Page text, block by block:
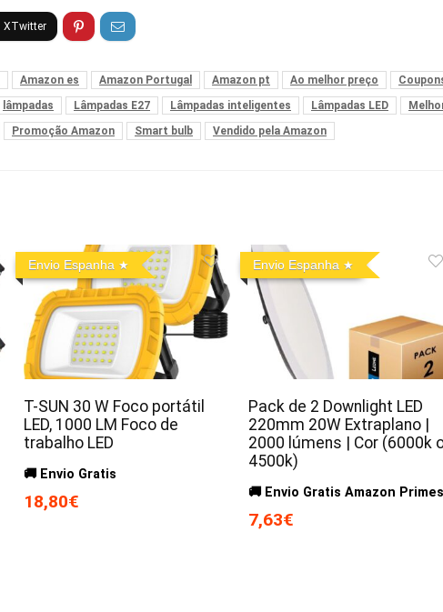
Amazon es Amazon Portugal Amazon pt Ao melhor preço
lâmpadas Lâmpadas E27 Lâmpadas inteligentes Lâmpadas LED
Promoção Amazon Smart bulb Vendido pela Amazon
Envio Espanha
T-SUN 30 W Foco portátil
LED, 1000 LM Foco de
trabalho LED
🚚 Envio Gratis
18,80€
Envio Espanha
Pack de 2 Downlight LED
220mm 20W Extraplano |
2000 lúmens | Cor (6000k
4500k)
🚚 Envio Gratis Amazon Primes
7,63€